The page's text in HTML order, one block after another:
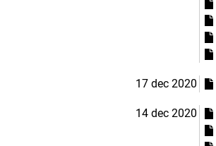
17 dec 2020
14 dec 2020